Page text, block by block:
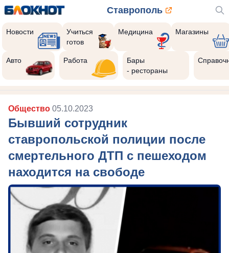
Ставрополь
Новости
Учиться
готов
Медицина Магазины
Авто Работа
Бары
- рестораны
Общество 05.10.2023
Бывший сотрудник
ставропольской полиции после
смертельного ДТП с пешеходом
находится на свободе